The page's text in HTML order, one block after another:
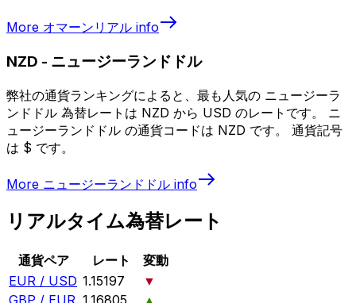
More オマーンリアル info
NZD - ニュージーランドドル
弊社の通貨ランキングによると、最も人気の ニュージーラ
ンドドル 為替レートは NZD から USD のレートです。 ニ
ュージーランドドル の通貨コードは NZD です。 通貨記号
は $ です。
More ニュージーランドドル info
リアルタイム為替レート
通貨ペア レート
変動
EUR / USD 1.15197
▼